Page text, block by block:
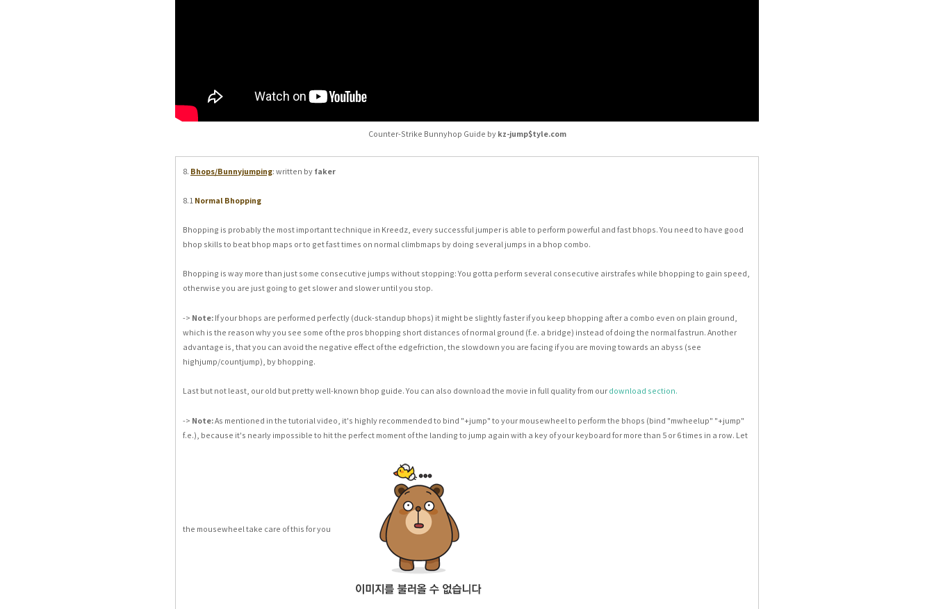
Counter-Strike Bunnyhop Guide by kz-jump$tyle.com
8. Bhops/Bunnyjumping: written by faker
8.1 Normal Bhopping
Bhopping is probably the most important technique in Kreedz, every successful jumper is able to perform powerful and fast bhops. You need to have good
bhop skills to beat bhop maps or to get fast times on normal climbmaps by doing several jumps in a bhop combo.
Bhopping is way more than just some consecutive jumps without stopping: You gotta perform several consecutive airstrafes while bhopping to gain speed,
otherwise you are just going to get slower and slower until you stop.
-> Note: If your bhops are performed perfectly (duck-standup bhops) it might be slightly faster if you keep bhopping after a combo even on plain ground,
which is the reason why you see some of the pros bhopping short distances of normal ground (f.e. a bridge) instead of doing the normal fastrun. Another
advantage is, that you can avoid the negative effect of the edgefriction, the slowdown you are facing if you are moving towards an abyss (see
highjump/countjump), by bhopping.
Last but not least, our old but pretty well-known bhop guide. You can also download the movie in full quality from our download section.
-> Note:As mentioned in the tutorial video, it's highly recommended to bind "+jump" to your mousewheel to perform the bhops (bind "mwheelup" "+jump"
f.e.), because it's nearly impossible to hit the perfect moment of the landing to jump again with a key of your keyboard for more than 5 or 6 times in a row. Let
the mousewheel take care of this for you